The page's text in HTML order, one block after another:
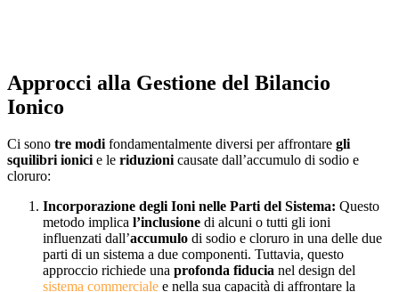
Approcci alla Gestione del Bilancio
Ionico
Ci sono tre modifondamentalmente diversi per affrontare gli
squilibri ionicie le riduzionicausate dall’accumulo di sodio e
cloruro:
Incorporazione degli Ioni nelle Parti del Sistema: Questo
metodo implica l’inclusione di alcuni o tutti gli ioni
influenzati dall’accumulo di sodio e cloruro in una delle due
parti di un sistema a due componenti. Tuttavia, questo
approccio richiede una profonda fiducia nel design del
sistema commerciale e nella sua capacità di affrontare la